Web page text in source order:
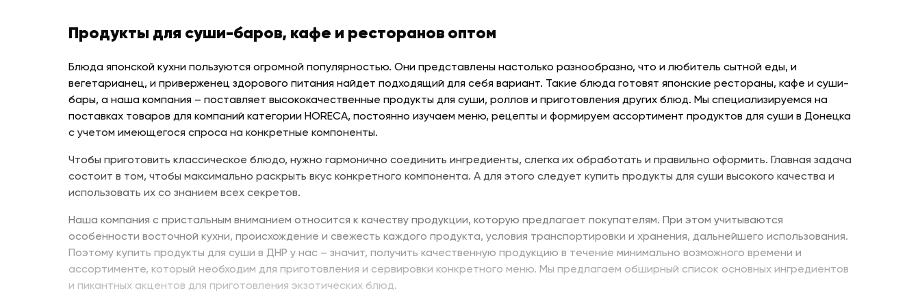
Продукты для суши-баров, кафе и ресторанов оптом
Блюда японской кухни пользуются огромной популярностью. Они представлены настолько разнообразно, что и любитель сытной еды, и
вегетарианец, и приверженец здорового питания найдет подходящий для себя вариант. Такие блюда готовят японские рестораны, кафе и суши-
бары, а наша компания – поставляет высококачественные продукты для суши, роллов и приготовления других блюд. Мы специализируемся на
поставках товаров для компаний категории HORECA, постоянно изучаем меню, рецепты и формируем ассортимент продуктов для суши в Донецка
с учетом имеющегося спроса на конкретные компоненты.
Чтобы приготовить классическое блюдо, нужно гармонично соединить ингредиенты, слегка их обработать и правильно оформить. Главная задача
состоит в том, чтобы максимально раскрыть вкус конкретного компонента. А для этого следует купить продукты для суши высокого качества и
использовать их со знанием всех секретов.
Наша компания с пристальным вниманием относится к качеству продукции, которую предлагает покупателям. При этом учитываются
особенности восточной кухни, происхождение и свежесть каждого продукта, условия транспортировки и хранения, дальнейшего использования.
Поэтому купить продукты для суши в ДНР у нас – значит, получить качественную продукцию в течение минимально возможного времени и
ассортименте, который необходим для приготовления и сервировки конкретного меню. Мы предлагаем обширный список основных ингредиентов
и пикантных акцентов для приготовления экзотических блюд.